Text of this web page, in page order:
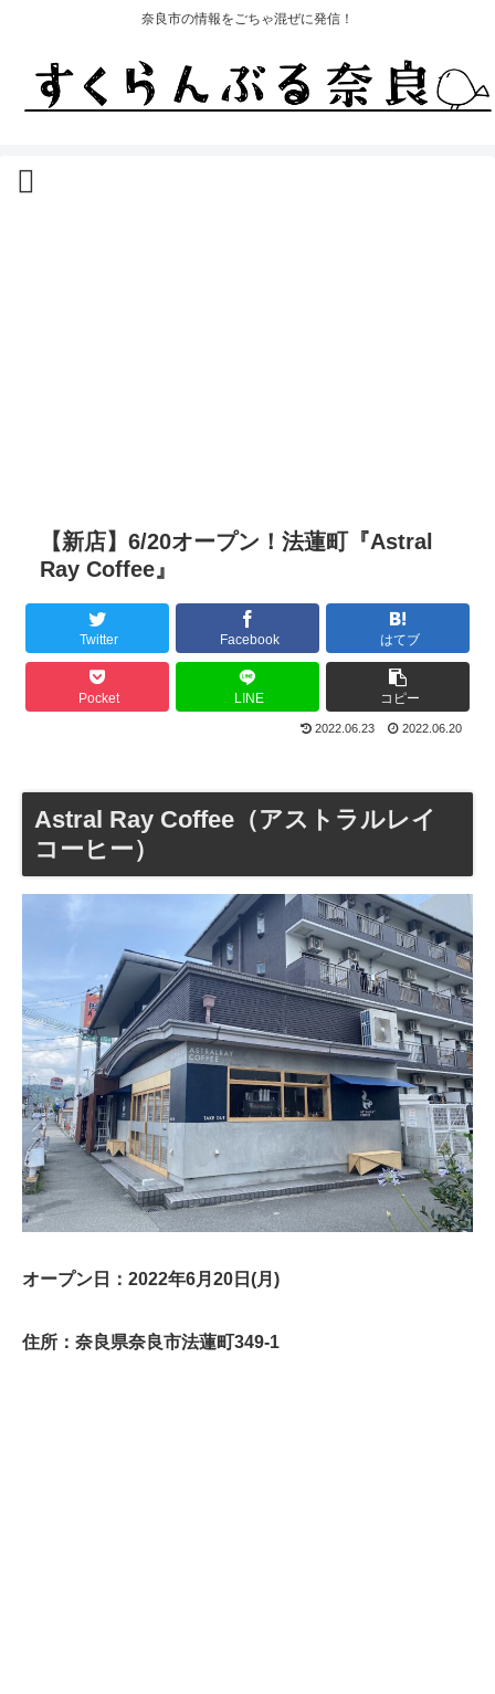
奈良市の情報をごちゃ混ぜに発信！
【新店】6/20オープン！法蓮町『Astral
Ray Coffee』
Twitter Facebook はてブ
Pocket LINE コピー
2022.06.23 2022.06.20
Astral Ray Coffee（アストラルレイ
コーヒー）
オープン日：2022年6月20日(月)
住所：奈良県奈良市法蓮町349-1